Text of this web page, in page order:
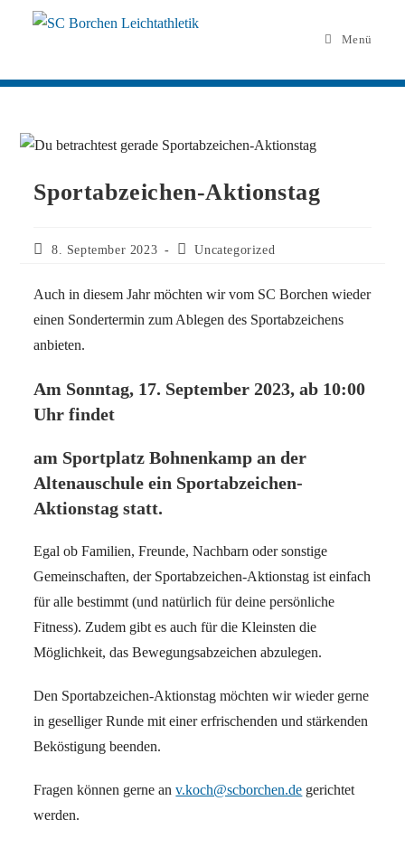
Menü
Sportabzeichen-Aktionstag
8. September 2023 Uncategorized
Auch in diesem Jahr möchten wir vom SC Borchen wieder
einen Sondertermin zum Ablegen des Sportabzeichens
anbieten.
Am Sonntag, 17. September 2023, ab 10:00
Uhr findet
am Sportplatz Bohnenkamp an der
Altenauschule ein Sportabzeichen-
Aktionstag statt.
Egal ob Familien, Freunde, Nachbarn oder sonstige
Gemeinschaften, der Sportabzeichen-Aktionstag ist einfach
für alle bestimmt (und natürlich für deine persönliche
Fitness). Zudem gibt es auch für die Kleinsten die
Möglichkeit, das Bewegungsabzeichen abzulegen.
Den Sportabzeichen-Aktionstag möchten wir wieder gerne
in geselliger Runde mit einer erfrischenden und stärkenden
Beköstigung beenden.
Fragen können gerne anv.koch@scborchen.de gerichtet
werden.